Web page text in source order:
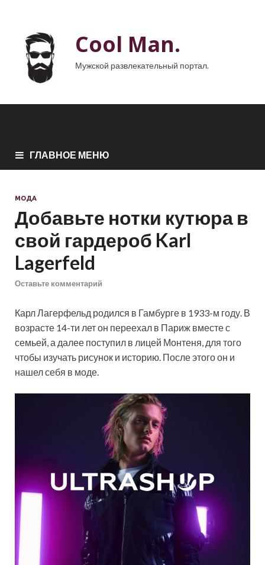
Cool Man.
Мужской развлекательный портал.
ГЛАВНОЕ МЕНЮ
МОДА
Добавьте нотки кутюра в
свой гардероб Karl
Lagerfeld
Оставьте комментарий
Карл Лагерфельд родился в Гамбурге в 1933-м году. В
возрасте 14-ти лет он переехал в Париж вместе с
семьей, а далее поступил в лицей Монтеня, для того
чтобы изучать рисунок и историю. После этого он и
нашел себя в моде.